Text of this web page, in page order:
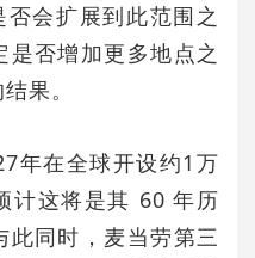
会扩展到此范围之
否增加更多地点之
果。
年在全球开设约1万
计这将是其 60 年历
此同时，麦当劳第三